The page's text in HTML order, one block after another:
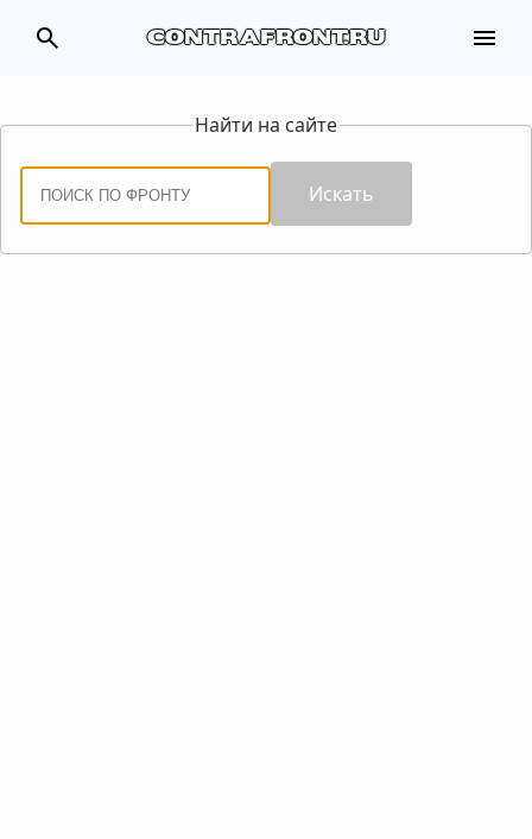
search contrafront.ru menu
Найти на сайте
Искать